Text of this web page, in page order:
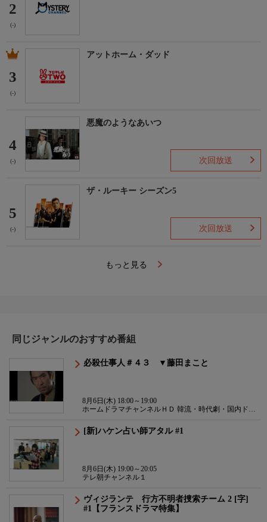
2
(-)
3
(-)
アットホーム・ダッド
4
(-)
悪魔のようなあいつ
次回放送
5
(-)
ザ・ルーキー シーズン5
次回放送
もっと見る
同じジャンルのおすすめ番組
必殺仕事人＃４３ ▼藤田まこと
8月6日(木) 18:00～19:00
ホームドラマチャンネルＨＤ 韓流・時代劇・国内ドラ
[新]ハケン占い師アタル #1
8月6日(木) 19:00～20:05
テレ朝チャンネル１
ヴィジランテ 行方不明者捜索チーム 2 [字]
#1【フランスドラマ特集】